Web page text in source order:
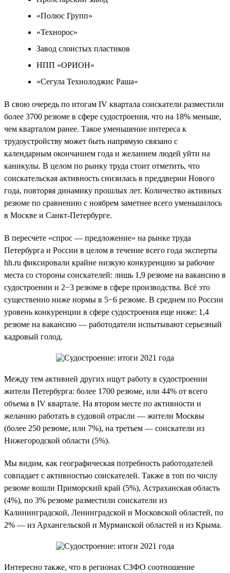
«Полюс Групп»
«Технорос»
Завод слоистых пластиков
НПП «ОРИОН»
«Сегула Технолоджис Раша»
В свою очередь по итогам IV квартала соискатели разместили
более 3700 резюме в сфере судостроения, что на 18% меньше,
чем кварталом ранее. Такое уменьшение интереса к
трудоустройству может быть напрямую связано с
календарным окончанием года и желанием людей уйти на
каникулы. В целом по рынку труда стоит отметить, что
соискательская активность снизилась в преддверии Нового
года, повторяя динамику прошлых лет. Количество активных
резюме по сравнению с ноябрем заметнее всего уменьшилось
в Москве и Санкт-Петербурге.
В пересчете «спрос — предложение» на рынке труда
Петербурга и России в целом в течение всего года эксперты
hh.ru фиксировали крайне низкую конкуренцию за рабочие
места со стороны соискателей: лишь 1,9 резюме на вакансию в
судостроении и 2−3 резюме в сфере производства. Всё это
существенно ниже нормы в 5−6 резюме. В среднем по России
уровень конкуренции в сфере судостроения еще ниже: 1,4
резюме на вакансию — работодатели испытывают серьезный
кадровый голод.
Между тем активней других ищут работу в судостроении
жители Петербурга: более 1700 резюме, или 44% от всего
объема в IV квартале. На втором месте по активности и
желанию работать в судовой отрасли — жители Москвы
(более 250 резюме, или 7%), на третьем — соискатели из
Нижегородской области (5%).
Мы видим, как географическая потребность работодателей
совпадает с активностью соискателей. Также в топ по числу
резюме вошли Приморский край (5%), Астраханская область
(4%), по 3% резюме разместили соискатели из
Калининградской, Ленинградской и Московской областей, по
2% — из Архангельской и Мурманской областей и из Крыма.
Интересно также, что в регионах СЗФО соотношение